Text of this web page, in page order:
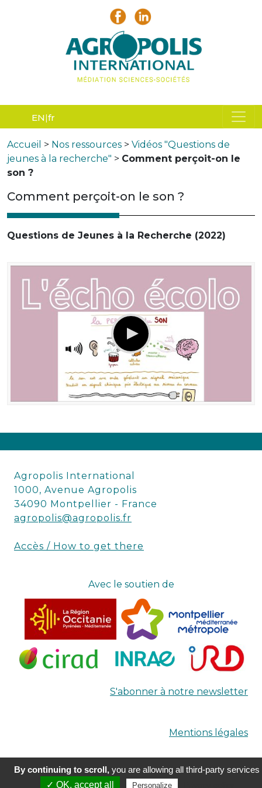
EN fr
Accueil > Nos ressources > Vidéos "Questions de
jeunes à la recherche" > Comment perçoit-on le
son ?
Comment perçoit-on le son ?
Questions de Jeunes à la Recherche (2022)
Agropolis International
1000, Avenue Agropolis
34090 Montpellier - France
agropolis@agropolis.fr
Accès / How to get there
Avec le soutien de
S'abonner à notre newsletter
Mentions légales
RéalisationTerre Nourricière
By continuing to scroll, you are allowing all third-party services
✓ OK, accept all
Personalize